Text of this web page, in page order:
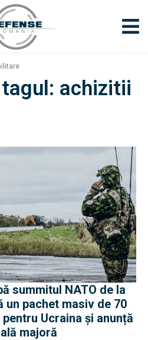
achizitii
summitul NATO de la
un pachet masiv de 70
Ucraina și anunță
majoră